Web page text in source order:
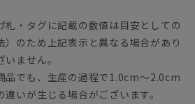
・タグに記載の数値は目安としての
）のため上記表示と異なる場合があり
ません。
品でも、生産の過程で1.0cm～2.0cm
いが生じる場合がございます。